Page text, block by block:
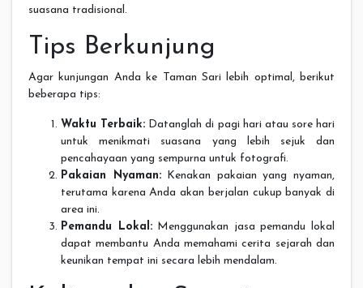
suasana tradisional.
Tips Berkunjung
Agar kunjungan Anda ke Taman Sari lebih optimal, berikut
beberapa tips:
Waktu Terbaik: Datanglah di pagi hari atau sore hari
untuk menikmati suasana yang lebih sejuk dan
pencahayaan yang sempurna untuk fotografi.
Pakaian Nyaman:Kenakan pakaian yang nyaman,
terutama karena Anda akan berjalan cukup banyak di
area ini.
Pemandu Lokal:Menggunakan jasa pemandu lokal
dapat membantu Anda memahami cerita sejarah dan
keunikan tempat ini secara lebih mendalam.